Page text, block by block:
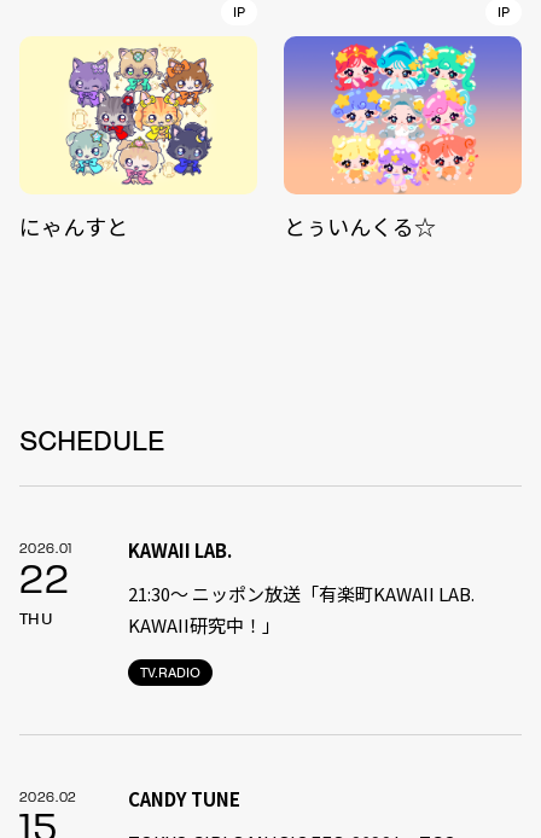
IP
にゃんすと
IP
とぅいんくる☆
SCHEDULE
2026.01
22
THU
TV.RADIO
KAWAII LAB.
21:30〜 ニッポン放送「有楽町KAWAII LAB.
KAWAII研究中！」
2026.02
CANDY TUNE